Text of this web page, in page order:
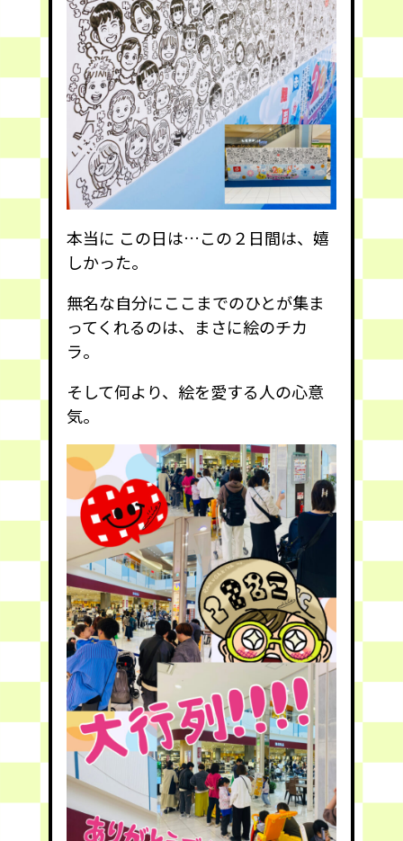
本当に この日は…この２日間は、嬉
しかった。
無名な自分にここまでのひとが集ま
ってくれるのは、まさに絵のチカ
ラ。
そして何より、絵を愛する人の心意
気。